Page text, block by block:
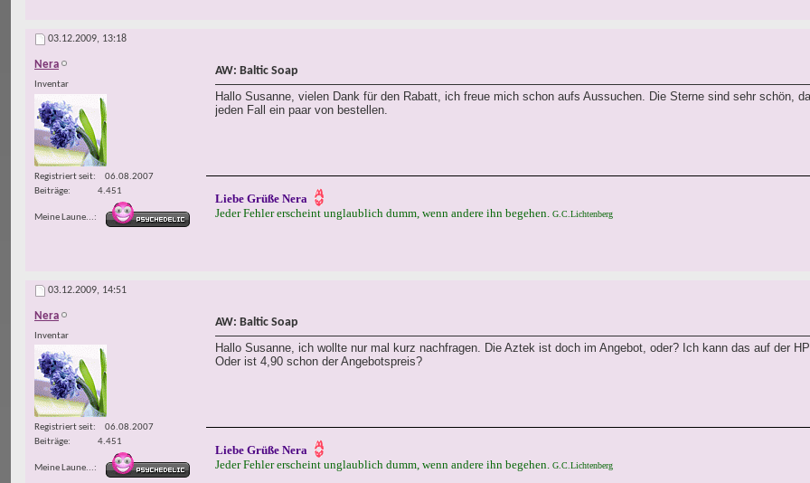
03.12.2009, 13:18
Nera
Inventar
Registriert seit
06.08.2007
Beiträge
4.451
Meine Laune...
AW: Baltic Soap
Hallo Susanne, vielen Dank für den Rabatt, ich freue mich schon aufs Aussuchen. Die Sterne sind sehr schön,
jeden Fall ein paar von bestellen.
Liebe Grüße Nera
Jeder Fehler erscheint unglaublich dumm, wenn andere ihn begehen. G.C.Lichtenberg
03.12.2009, 14:51
Nera
Inventar
Registriert seit
06.08.2007
Beiträge
4.451
Meine Laune...
AW: Baltic Soap
Hallo Susanne, ich wollte nur mal kurz nachfragen. Die Aztek ist doch im Angebot, oder? Ich kann das auf der
Oder ist 4,90 schon der Angebotspreis?
Liebe Grüße Nera
Jeder Fehler erscheint unglaublich dumm, wenn andere ihn begehen.
G.C.Lichtenberg